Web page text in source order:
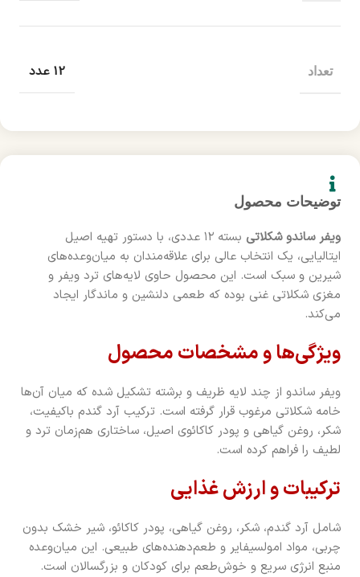
توضیحات محصول
ویفر ساندو شکلاتی
بسته ۱۲ عددی، با دستور تهیه اصیل
ایتالیایی، یک انتخاب عالی برای علاقه‌مندان به میان‌وعده‌های
شیرین و سبک است. این محصول حاوی لایه‌های ترد ویفر و
مغزی شکلاتی غنی بوده که طعمی دلنشین و ماندگار ایجاد
می‌کند.
ویژگی‌ها و مشخصات محصول
ویفر ساندو از چند لایه ظریف و برشته تشکیل شده که میان آن‌ها
خامه شکلاتی مرغوب قرار گرفته است. ترکیب آرد گندم باکیفیت،
شکر، روغن گیاهی و پودر کاکائوی اصیل، ساختاری هم‌زمان ترد و
لطیف را فراهم کرده است.
ترکیبات و ارزش غذایی
شامل آرد گندم، شکر، روغن گیاهی، پودر کاکائو، شیر خشک بدون
چربی، مواد امولسیفایر و طعم‌دهنده‌های طبیعی. این میان‌وعده
منبع انرژی سریع و خوش‌طعم برای کودکان و بزرگسالان است.
تعداد 12 عدد